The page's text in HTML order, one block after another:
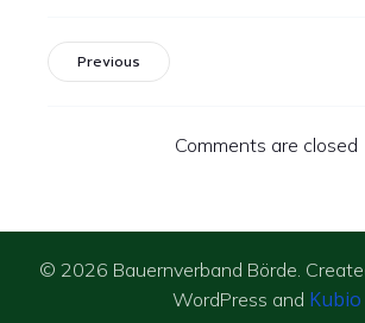
Previous
Comments are closed
© 2026 Bauernverband Börde.
WordPress and Kubio